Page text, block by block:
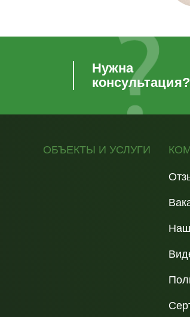
Нужна
консультация?
ОБЪЕКТЫ И УСЛУГИ